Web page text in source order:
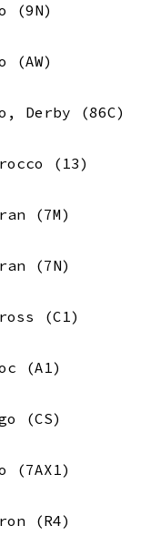
(9N)
(AW)
Derby (86C)
(13)
(7M)
(7N)
(C1)
(A1)
(CS)
(7AX1)
(R4)